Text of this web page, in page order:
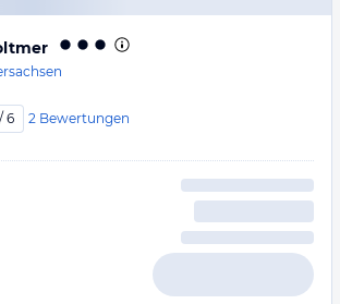
/ 6 2 Bewertungen